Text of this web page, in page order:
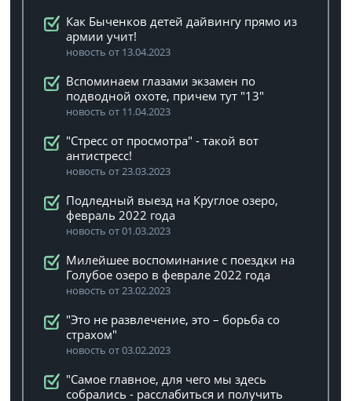
Как Быченков детей дайвингу прямо из
армии учит!
новость от 13.04.2023
Вспоминаем глазами экзамен по
подводной охоте, причем тут "13"
новость от 11.04.2023
"Стресс от просмотра" - такой вот
антистресс!
новость от 23.03.2023
Подледный выезд на Круглое озеро,
февраль 2022 года
новость от 01.03.2023
Милейшее воспоминание с поездки на
Голубое озеро в феврале 2022 года
новость от 23.02.2023
"Это не развлечение, это – борьба со
страхом"
новость от 03.02.2023
"Самое главное, для чего мы здесь
собрались - расслабиться и получить